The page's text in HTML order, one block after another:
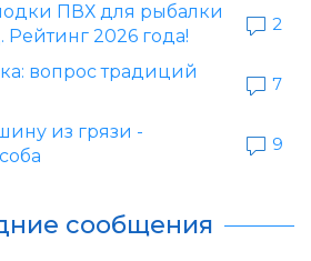
ПВХ для рыбалки
2026 года!
2
вопрос традиций
7
из грязи -
9
сообщения